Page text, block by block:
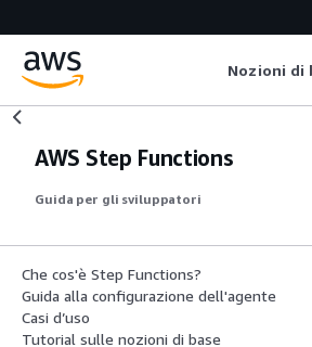
Nozioni di
AWS Step Functions
Guida per gli sviluppatori
Che cos'è Step Functions?
Guida alla configurazione dell'agente
Casi d’uso
Tutorial sulle nozioni di base